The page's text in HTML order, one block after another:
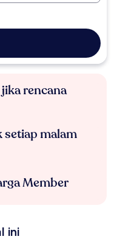
rencana
malam
Member
ini